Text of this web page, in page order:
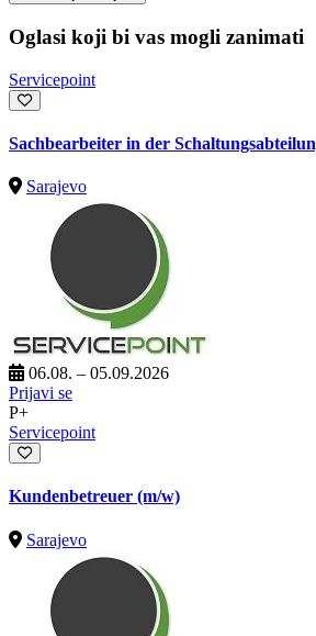
Oglasi koji bi vas mogli zanimati
Servicepoint
Sachbearbeiter in der
Sarajevo
06.08. – 05.09.2026
Prijavi se
P+
Servicepoint
Kundenbetreuer (m/w)
Sarajevo